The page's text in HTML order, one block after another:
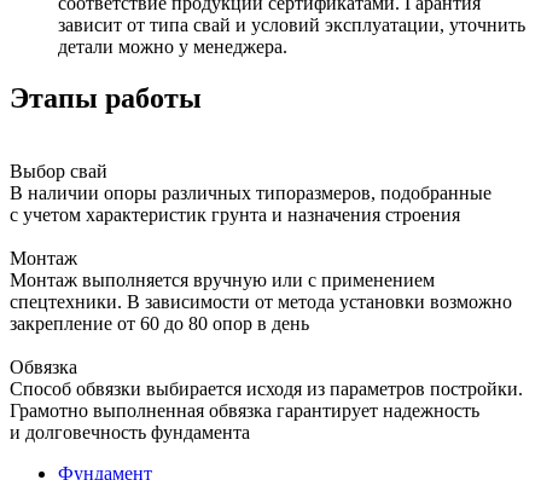
зависит от типа свай и условий эксплуатации, уточнить
детали можно у менеджера.
Этапы работы
Выбор свай
В наличии опоры различных типоразмеров, подобранные
с учетом характеристик грунта и назначения строения
Монтаж
Монтаж выполняется вручную или с применением
спецтехники. В зависимости от метода установки возможно
закрепление от 60 до 80 опор в день
Обвязка
Способ обвязки выбирается исходя из параметров постройки.
Грамотно выполненная обвязка гарантирует надежность
и долговечность фундамента
Фундамент